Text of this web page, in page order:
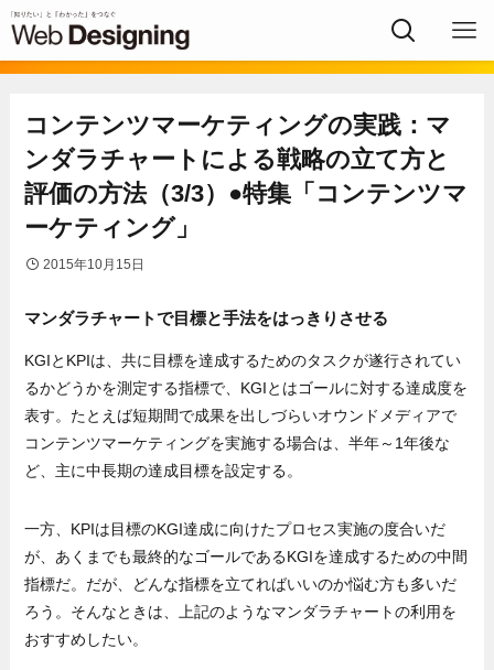
コンテンツマーケティングの実践：マ
ンダラチャートによる戦略の立て方と
評価の方法（3/3）●特集「コンテンツマ
ーケティング」
2015年10月15日
マンダラチャートで目標と手法をはっきりさせる
KGIとKPIは、共に目標を達成するためのタスクが遂行されてい
るかどうかを測定する指標で、KGIとはゴールに対する達成度を
表す。たとえば短期間で成果を出しづらいオウンドメディアで
コンテンツマーケティングを実施する場合は、半年～1年後な
ど、主に中長期の達成目標を設定する。
一方、KPIは目標のKGI達成に向けたプロセス実施の度合いだ
が、あくまでも最終的なゴールであるKGIを達成するための中間
指標だ。だが、どんな指標を立てればいいのか悩む方も多いだ
ろう。そんなときは、上記のようなマンダラチャートの利用を
おすすめしたい。